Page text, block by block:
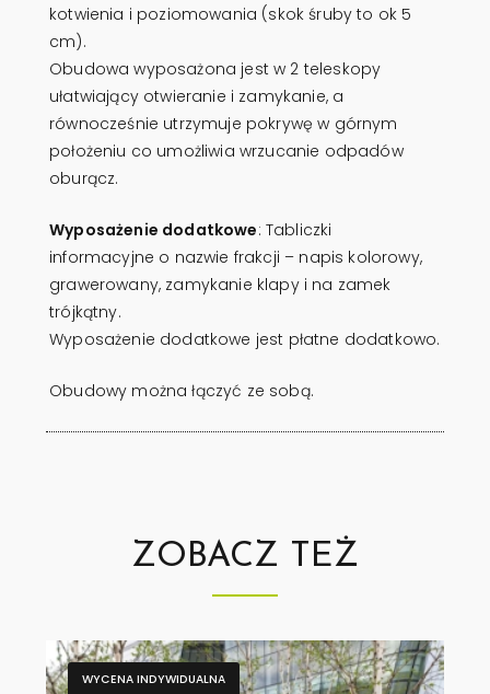
kotwienia i poziomowania (skok śruby to ok 5
cm).
Obudowa wyposażona jest w 2 teleskopy
ułatwiający otwieranie i zamykanie, a
równocześnie utrzymuje pokrywę w górnym
położeniu co umożliwia wrzucanie odpadów
oburącz.
Wyposażenie dodatkowe: Tabliczki
informacyjne o nazwie frakcji – napis kolorowy,
grawerowany, zamykanie klapy i na zamek
trójkątny.
Wyposażenie dodatkowe jest płatne dodatkowo.
Obudowy można łączyć ze sobą.
ZOBACZ TEŻ
WYCENA INDYWIDUALNA